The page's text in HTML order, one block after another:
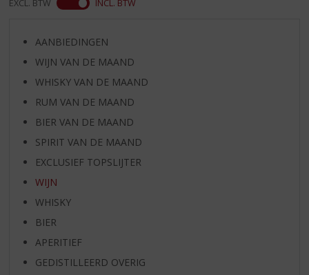
EXCL. BTW INCL. BTW
AANBIEDINGEN
WIJN VAN DE MAAND
WHISKY VAN DE MAAND
RUM VAN DE MAAND
BIER VAN DE MAAND
SPIRIT VAN DE MAAND
EXCLUSIEF TOPSLIJTER
WIJN
WHISKY
BIER
APERITIEF
GEDISTILLEERD OVERIG